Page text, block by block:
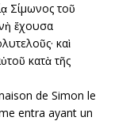
Σίμωνος τοῦ
ἔχουσα
καὶ
κατὰ τῆς
de Simon le
entra ayant un